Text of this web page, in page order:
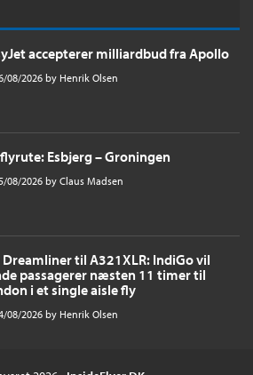
accepterer milliardbud fra Apollo
08/2026 by Henrik Olsen
Esbjerg – Groningen
08/2026 by Claus Madsen
Dreamliner til A321XLR: IndiGo vil
passagerer næsten 11 timer til
i et single aisle fly
08/2026 by Henrik Olsen